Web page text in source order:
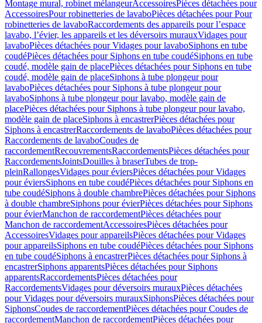
Montage mural, robinet mélangeurAccessoiresPièces détachées pour
AccessoiresPour robinetteries de lavaboPièces détachées pour Pour
robinetteries de lavaboRaccordements des appareils pour l’espace
lavabo, l’évier, les appareils et les déversoirs murauxVidages pour
lavaboPièces détachées pour Vidages pour lavaboSiphons en tube
coudéPièces détachées pour Siphons en tube coudéSiphons en tube
coudé, modèle gain de placePièces détachées pour Siphons en tube
coudé, modèle gain de placeSiphons à tube plongeur pour
lavaboPièces détachées pour Siphons à tube plongeur pour
lavaboSiphons à tube plongeur pour lavabo, modèle gain de
placePièces détachées pour Siphons à tube plongeur pour lavabo,
modèle gain de placeSiphons à encastrerPièces détachées pour
Siphons à encastrerRaccordements de lavaboPièces détachées pour
Raccordements de lavaboCoudes de
raccordementRecouvrementsRaccordementsPièces détachées pour
RaccordementsJointsDouilles à braserTubes de trop-
pleinRallongesVidages pour éviersPièces détachées pour Vidages
pour éviersSiphons en tube coudéPièces détachées pour Siphons en
tube coudéSiphons à double chambrePièces détachées pour Siphons
à double chambreSiphons pour évierPièces détachées pour Siphons
pour évierManchon de raccordementPièces détachées pour
Manchon de raccordementAccessoiresPièces détachées pour
AccessoiresVidages pour appareilsPièces détachées pour Vidages
pour appareilsSiphons en tube coudéPièces détachées pour Siphons
en tube coudéSiphons à encastrerPièces détachées pour Siphons à
encastrerSiphons apparentsPièces détachées pour Siphons
apparentsRaccordementsPièces détachées pour
RaccordementsVidages pour déversoirs murauxPièces détachées
pour Vidages pour déversoirs murauxSiphonsPièces détachées pour
SiphonsCoudes de raccordementPièces détachées pour Coudes de
raccordementManchon de raccordementPièces détachées pour